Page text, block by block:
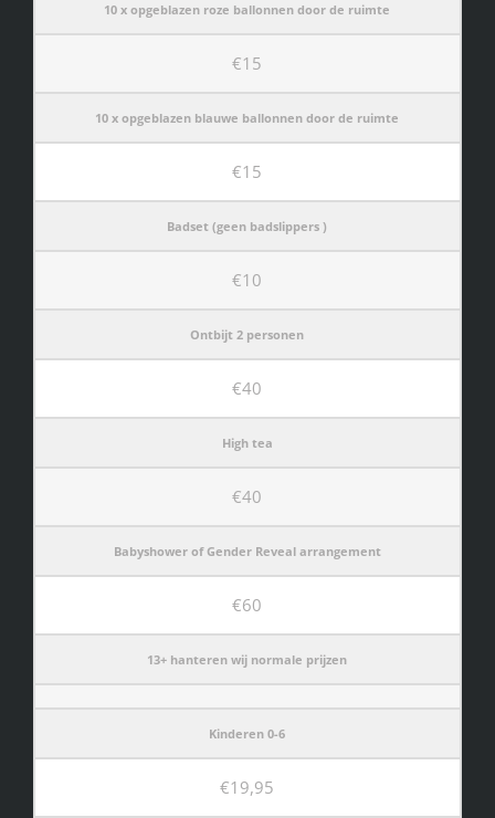
10 x opgeblazen roze ballonnen door de ruimte
€15
10 x opgeblazen blauwe ballonnen door de ruimte
€15
Badset (geen badslippers )
€10
Ontbijt 2 personen
€40
High tea
€40
Babyshower of Gender Reveal arrangement
€60
13+ hanteren wij normale prijzen
Kinderen 0-6
€19,95